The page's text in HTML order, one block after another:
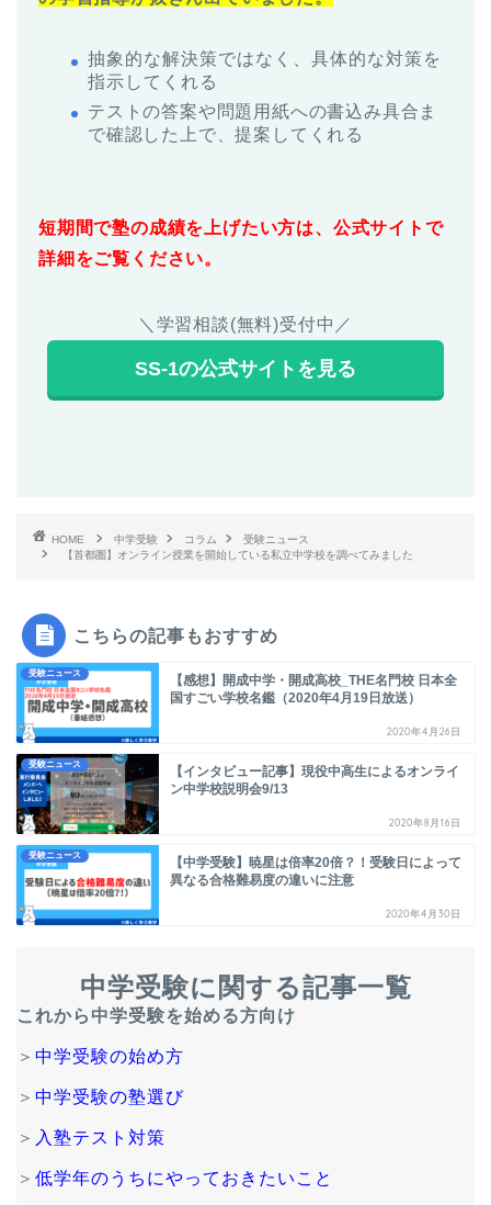
抽象的な解決策ではなく、具体的な対策を
指示してくれる
テストの答案や問題用紙への書込み具合ま
で確認した上で、提案してくれる
短期間で塾の成績を上げたい方は、公式サイトで
詳細をご覧ください。
＼学習相談(無料)受付中／
SS-1の公式サイトを見る
HOME 中学受験 コラム
受験ニュース
【首都圏】オンライン授業を開始している私立中学校を調べてみました
こちらの記事もおすすめ
受験ニュース
【感想】開成中学・開成高校_THE名門校 日本全
国すごい学校名鑑（2020年4月19日放送）
2020年4月26日
受験ニュース
【インタビュー記事】現役中高生によるオンライ
ン中学校説明会9/13
2020年8月16日
受験ニュース
【中学受験】暁星は倍率20倍？！受験日によって
異なる合格難易度の違いに注意
2020年4月30日
中学受験に関する記事一覧
これから中学受験を始める方向け
＞ 中学受験の始め方
＞ 中学受験の塾選び
＞ 入塾テスト対策
＞ 低学年のうちにやっておきたいこと